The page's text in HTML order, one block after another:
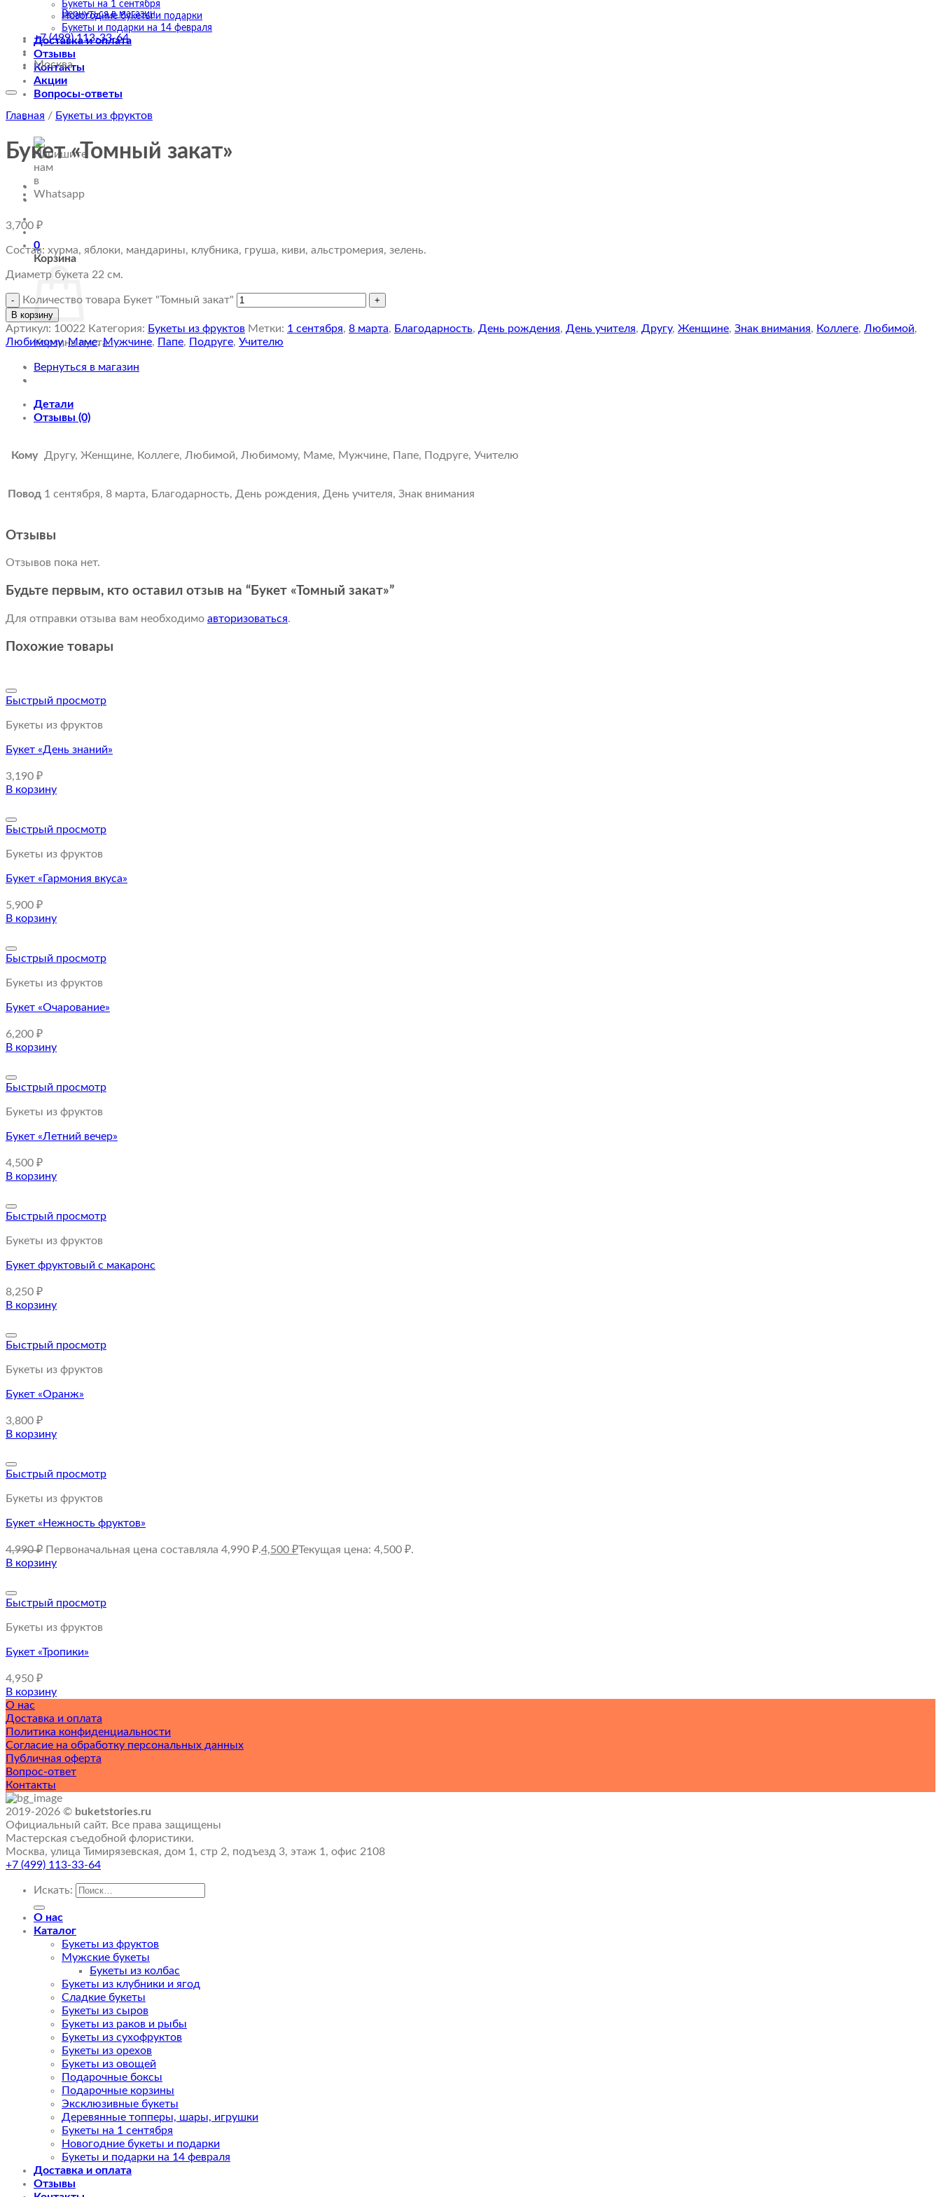
Букеты на 1 сентября
Новогодние букеты и подарки
Букеты и подарки на 14 февраля
Доставка и оплата
Отзывы
Контакты
Акции
Вопросы-ответы
0
Корзина
Корзина пуста.
Вернуться в магазин
Вернуться в магазин
+7 (499) 113-33-64
Москва
Главная / Букеты из фруктов
Букет «Томный закат»
3,700 ₽
Состав: хурма, яблоки, мандарины, клубника, груша, киви, альстромерия, зелень.
Диаметр букета 22 см.
Количество товара Букет "Томный закат"
В корзину
Артикул: 10022 Категория: Букеты из фруктов Метки: 1 сентября, 8 марта, Благодарность, День рождения, День учителя, Другу, Женщине, Знак внимания, Коллеге, Любимой,
Любимому,Маме,Мужчине, Папе, Подруге, Учителю
Детали
Отзывы (0)
Кому Другу, Женщине, Коллеге, Любимой, Любимому, Маме, Мужчине, Папе, Подруге, Учителю
Повод 1 сентября, 8 марта, Благодарность, День рождения, День учителя, Знак внимания
Отзывы
Отзывов пока нет.
Будьте первым, кто оставил отзыв на “Букет «Томный закат»”
Для отправки отзыва вам необходимо авторизоваться.
Похожие товары
Быстрый просмотр
Букеты из фруктов
Букет «День знаний»
3,190 ₽
В корзину
Быстрый просмотр
Букеты из фруктов
Букет «Гармония вкуса»
5,900 ₽
В корзину
Быстрый просмотр
Букеты из фруктов
Букет «Очарование»
6,200 ₽
В корзину
Быстрый просмотр
Букеты из фруктов
Букет «Летний вечер»
4,500 ₽
В корзину
Быстрый просмотр
Букеты из фруктов
Букет фруктовый с макаронс
8,250 ₽
В корзину
Быстрый просмотр
Букеты из фруктов
Букет «Оранж»
3,800 ₽
В корзину
Быстрый просмотр
Букеты из фруктов
Букет «Нежность фруктов»
4,990₽ Первоначальная цена составляла 4,990 ₽.4,500 ₽Текущая цена: 4,500 ₽.
В корзину
Быстрый просмотр
Букеты из фруктов
Букет «Тропики»
4,950 ₽
В корзину
О нас
Доставка и оплата
Политика конфиденциальности
Согласие на обработку персональных данных
Публичная оферта
Вопрос-ответ
Контакты
2019-2026 © buketstories.ru
Официальный сайт. Все права защищены
Мастерская съедобной флористики.
Москва, улица Тимирязевская, дом 1, стр 2, подъезд 3, этаж 1, офис 2108
+7 (499) 113-33-64
Искать:
О нас
Каталог
Букеты из фруктов
Мужские букеты
Букеты из колбас
Букеты из клубники и ягод
Сладкие букеты
Букеты из сыров
Букеты из раков и рыбы
Букеты из сухофруктов
Букеты из орехов
Букеты из овощей
Подарочные боксы
Подарочные корзины
Эксклюзивные букеты
Деревянные топперы, шары, игрушки
Букеты на 1 сентября
Новогодние букеты и подарки
Букеты и подарки на 14 февраля
Доставка и оплата
Отзывы